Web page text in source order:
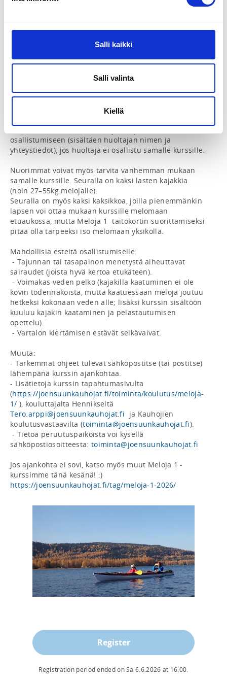
Salli kaikki
Salli valinta
Kiellä
arkipäivälle. Kurssi pidetään Joensuun Hasanniemessä.
Tietoa Meloja 1 -kursseista:
https://melontajasoutuliitto.fi/retkimelonta/melonnan-
Osallistumisen edellytykset:
- Uimataito ja normaali terveys (määritelmä:
uimataitoinen pystyy uimaan yhtäjaksoisesti 200
osallistumiseen (sisältäen huoltajan nimen ja
yhteystiedot), jos huoltaja ei osallistu samalle kurssille.
Nuorimmat voivat myös tarvita vanhemman mukaan
samalle kurssille. Seuralla on kaksi lasten kajakkia
(noin 27–55kg melojalle).
Seuralla on myös kaksi kaksikkoa, joilla pienemmänkin
lapsen voi ottaa mukaan kurssille melomaan
etuaukossa, mutta Meloja 1 -taitokortin suorittamiseksi
pitää olla tarpeeksi iso melomaan yksiköllä.
Mahdollisia esteitä osallistumiselle:
- Tajunnan tai tasapainon menetystä aiheuttavat
sairaudet (joista hyvä kertoa etukäteen).
- Voimakas veden pelko (kajakilla kaatuminen ei ole
kovin todennäköistä, mutta kaatuessaan meloja joutuu
hetkeksi kokonaan veden alle; lisäksi kurssin sisältöön
kuuluu kajakin kaataminen ja pelastautumisen
opettelu).
- Vartalon kiertämisen estävät selkävaivat.
Muuta:
- Tarkemmat ohjeet tulevat sähköpostitse (tai postitse)
lähempänä kurssin ajankohtaa.
- Lisätietoja kurssin tapahtumasivulta
(https://joensuunkauhojat.fi/toiminta/koulutus/meloja-
1/
Tero.arppi@joensuunkauhojat.fi
  ja Kauhojien
koulutusvastaavilta (toiminta@joensuunkauhojat.fi).
- Tietoa peruutuspaikoista voi kysellä
sähköpostiosoitteesta: toiminta@joensuunkauhojat.fi
Jos ajankohta ei sovi, katso myös muut Meloja 1 -
https://joensuunkauhojat.fi/tag/meloja-1-2026/
Register
Registration period ended onSa 6.6.2026 at 16:00.